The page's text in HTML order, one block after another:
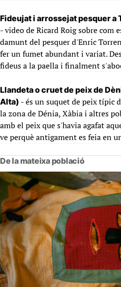
Fideujat i arrossejat pesquer a
- video de Ricard Roig sobre com
damunt del pesquer d'Enric
fer un fumet abundant i variat.
fideus a la paella i finalment
Llandeta o cruet de peix de
Alta) - és un suquet de peix típic
la zona de Dénia, Xàbia i altres
amb el peix que s'havia agafat
ve perquè antigament es feia en
De la mateixa població